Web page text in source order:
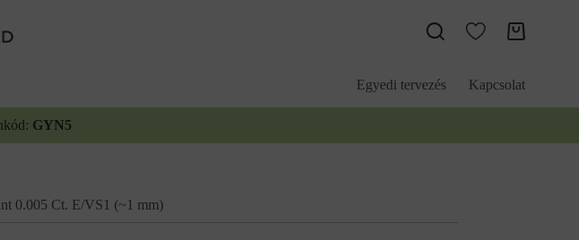
Kosár
Egyedi tervezés Kapcsolat
GYN5
0.005 Ct. E/VS1 (~1 mm)